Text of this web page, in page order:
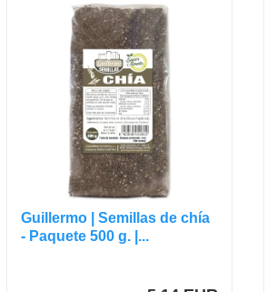
Guillermo | Semillas de chía
- Paquete 500 g. |...